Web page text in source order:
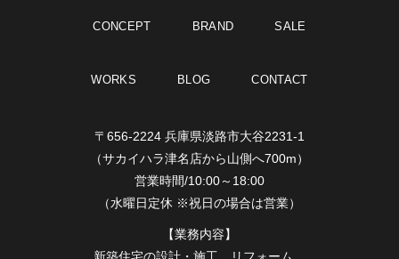
CONCEPT BRAND SALE
WORKS BLOG CONTACT
〒656-2224 兵庫県淡路市大谷2231-1
（サカイハラ津名店から山側へ700m）
営業時間/10:00～18:00
（水曜日定休 ※祝日の場合は営業）
【業務内容】